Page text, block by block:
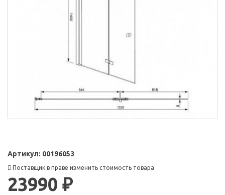
Артикул: 00196053
Поставщик в праве изменить стоимость товара
23990 ₽